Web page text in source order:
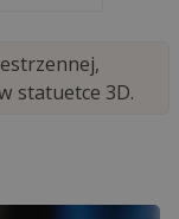
statuetce 3D.